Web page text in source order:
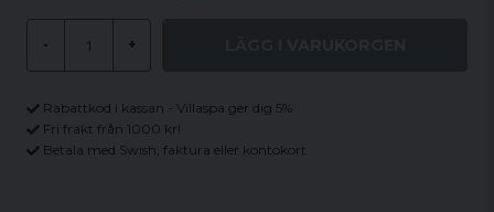
- +
Rabattkod i kassan - Villaspa ger dig 5%
Fri frakt från 1000 kr!
Betala med Swish, faktura eller kontokort